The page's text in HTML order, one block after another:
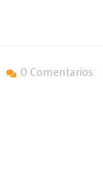
0 Comentarios